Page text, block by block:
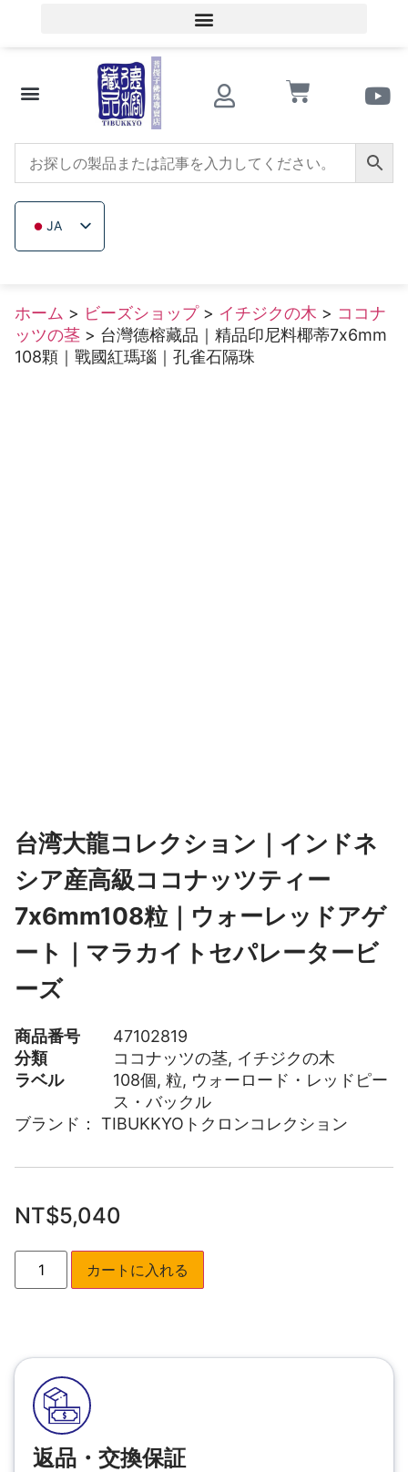
JA
ZH_TW
TH
VI
ホーム > ビーズショップ> イチジクの木 > ココナ
ッツの茎 > 台灣德榕藏品｜精品印尼料椰蒂7x6mm
108顆｜戰國紅瑪瑙｜孔雀石隔珠
台湾大龍コレクション｜インドネ
シア産高級ココナッツティー
7x6mm108粒｜ウォーレッドアゲ
ート｜マラカイトセパレータービ
ーズ
商品番号
47102819
分類
ココナッツの茎, イチジクの木
ラベル
108個, 粒, ウォーロード・レッドピー
ス・バックル
ブランド： TIBUKKYOトクロンコレクション
NT$5,040
カートに入れる
返品・交換保証